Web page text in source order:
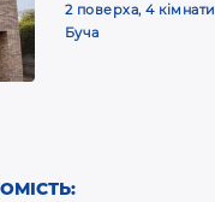
2 поверха, 4 кімнати
Буча